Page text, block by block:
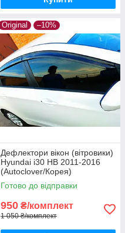
Original –10%
Дефлектори вікон (вітровики)
Hyundai i30 HB 2011-2016
(Autoclover/Корея)
Готово до відправки
950 ₴/комплект
1 050 ₴/комплект